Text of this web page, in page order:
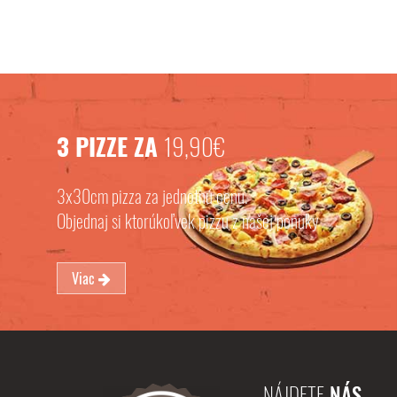
3 PIZZE ZA 19,90€
3x30cm pizza za jednotnú cenu.
Objednaj si ktorúkoľvek pizzu z našej ponuky
Viac